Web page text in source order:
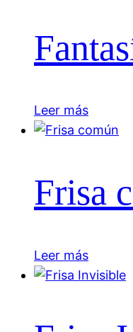
Leer más
Frisa
Leer más